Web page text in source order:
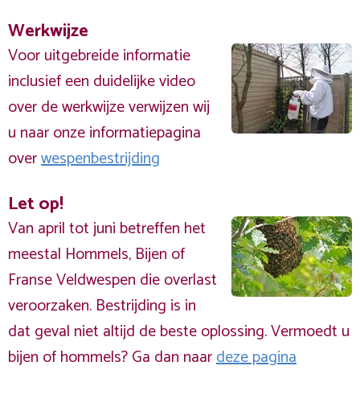
Werkwijze
Voor uitgebreide informatie
inclusief een duidelijke video
over de werkwijze verwijzen wij
u naar onze informatiepagina
overwespenbestrijding
Let op!
Van april tot juni betreffen het
meestal Hommels, Bijen of
Franse Veldwespen die overlast
veroorzaken. Bestrijding is in
dat geval niet altijd de beste oplossing. Vermoedt u
bijen of hommels? Ga dan naardeze pagina